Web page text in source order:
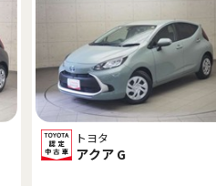
トヨタ
アクア G